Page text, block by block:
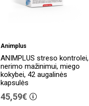
Animplus
ANIMPLUS streso kontrolei,
nerimo mažinimui, miego
kokybei, 42 augalinės
kapsulės
45,59€